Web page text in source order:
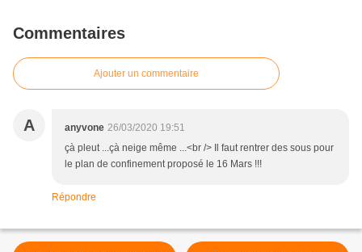
Commentaires
Ajouter un commentaire
A anyvone 26/03/2020 19:51
çà pleut ...çà neige même ...<br /> Il faut rentrer des sous pour
le plan de confinement proposé le 16 Mars !!!
Répondre